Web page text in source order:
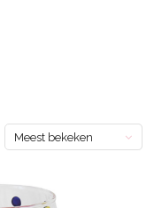
Meest bekeken